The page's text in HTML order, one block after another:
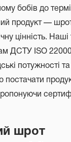
бобів до
продукт —
цінність. Наші
ДСТУ ISO
потужності та
постачати
шрот